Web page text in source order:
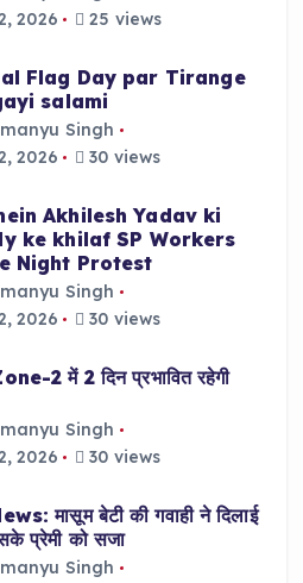
2026
25 views
Flag Day par Tirange
salami
Singh
2026
30 views
Akhilesh Yadav ki
ke khilaf SP Workers
Night Protest
Singh
2026
30 views
2 में 2 दिन प्रभावित रहेगी
Singh
2026
30 views
मासूम बेटी की गवाही ने दिलाई
प्रेमी को सजा
Singh